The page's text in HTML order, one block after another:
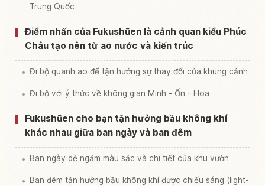
Trung Quốc
Điểm nhấn của Fukushūen là cảnh quan kiểu Phúc
Châu tạo nên từ ao nước và kiến trúc
Đi bộ quanh ao để tận hưởng sự thay đổi của khung cảnh
Đi bộ với ý thức về không gian Minh - Ổn - Hoa
Fukushūen cho bạn tận hưởng bầu không khí
khác nhau giữa ban ngày và ban đêm
Ban ngày dễ ngắm màu sắc và chi tiết của khu vườn
Ban đêm tận hưởng bầu không khí được chiếu sáng (light-